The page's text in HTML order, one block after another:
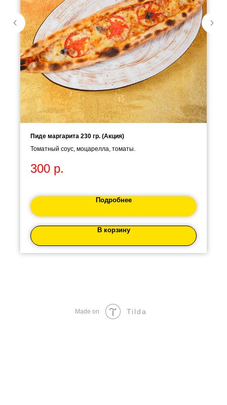
Пиде маргарита 230 гр. (Акция)
Томатный соус, моцарелла, томаты.
300 р.
Подробнее
В корзину
Made on Tilda